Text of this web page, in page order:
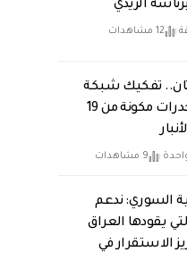
الزيدي
12 مشاهدات
تفكيك شبكة
لتجارة المخدرات مكونة من 19
9 مشاهدات
السوري: ندعم
يقودها العراق
الاستقرار في